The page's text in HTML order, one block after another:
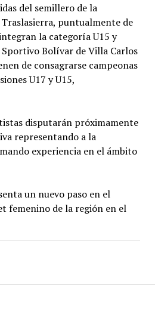
del semillero de la
puntualmente de
la categoría U15 y
Bolívar de Villa Carlos
de consagrarse campeonas
U17 y U15,
disputarán próximamente
representando a la
experiencia en el ámbito
un nuevo paso en el
femenino de la región en el